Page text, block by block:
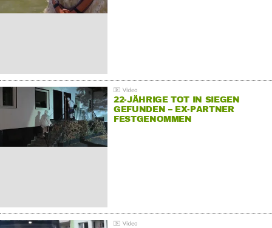
22-JÄHRIGE TOT IN SIEGEN
GEFUNDEN – EX-PARTNER
FESTGENOMMEN